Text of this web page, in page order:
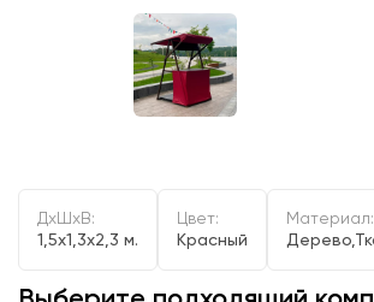
ДxШxВ:
1,5x1,3x2,3 м.
Цвет:
Красный
Материал: